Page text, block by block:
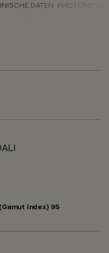
DATEN
Index) 95